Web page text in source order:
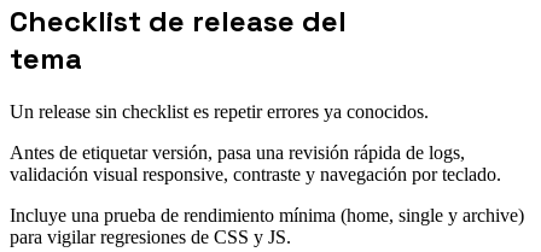
Checklist de release del
tema
Un release sin checklist es repetir errores ya conocidos.
Antes de etiquetar versión, pasa una revisión rápida de logs,
validación visual responsive, contraste y navegación por teclado.
Incluye una prueba de rendimiento mínima (home, single y archive)
para vigilar regresiones de CSS y JS.